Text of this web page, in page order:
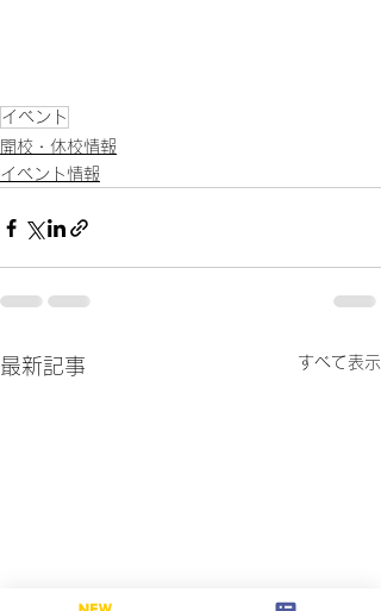
イベント
開校・休校情報
イベント情報
最新記事 すべて表示